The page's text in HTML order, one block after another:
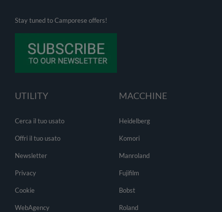
Stay tuned to Camporese offers!
UTILITY
Cerca il tuo usato
Offri il tuo usato
Newsletter
Privacy
Cookie
WebAgency
MACCHINE
Heidelberg
Komori
Manroland
Fujifilm
Bobst
Roland